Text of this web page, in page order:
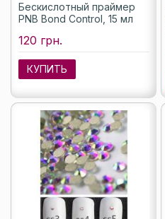
Бескислотный праймер
PNB Bond Control, 15 мл
120 грн.
КУПИТЬ